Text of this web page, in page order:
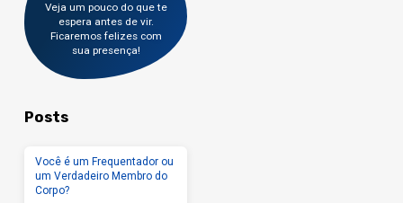
Veja um pouco do que te
espera antes de vir.
Ficaremos felizes com
sua presença!
Posts
Você é um Frequentador ou
um Verdadeiro Membro do
Corpo?